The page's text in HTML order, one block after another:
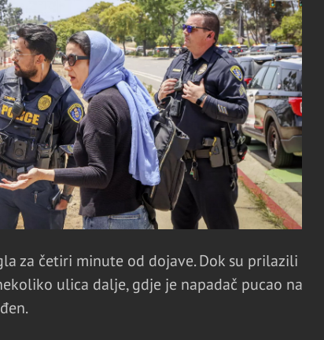
za četiri minute od dojave. Dok su prilazili
ulica dalje, gdje je napadač pucao na